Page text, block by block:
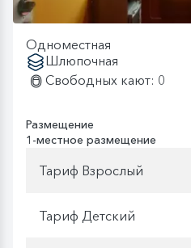
Одноместная
Шлюпочная
Свободных кают: 0
Размещение
1-местное размещение
Тариф Взрослый
Тариф Детский